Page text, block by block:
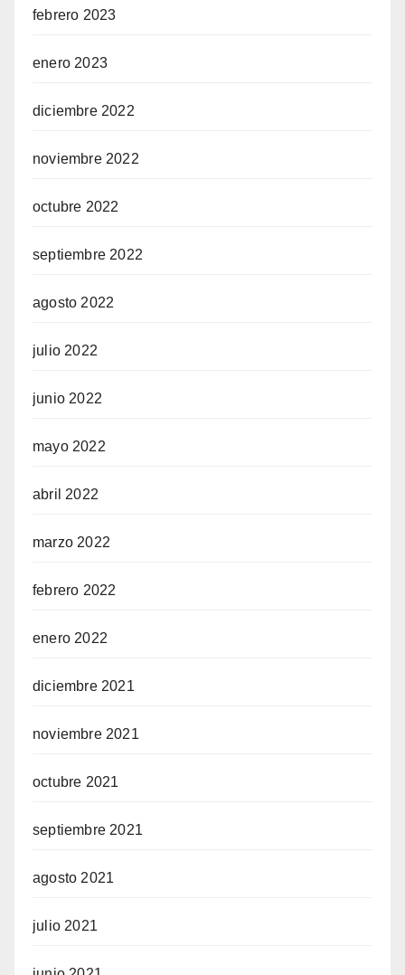
febrero 2023
enero 2023
diciembre 2022
noviembre 2022
octubre 2022
septiembre 2022
agosto 2022
julio 2022
junio 2022
mayo 2022
abril 2022
marzo 2022
febrero 2022
enero 2022
diciembre 2021
noviembre 2021
octubre 2021
septiembre 2021
agosto 2021
julio 2021